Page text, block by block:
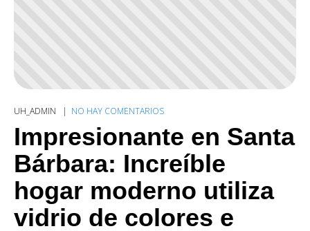
UH_ADMIN NO HAY COMENTARIOS
Impresionante en Santa
Bárbara: Increíble
hogar moderno utiliza
vidrio de colores e